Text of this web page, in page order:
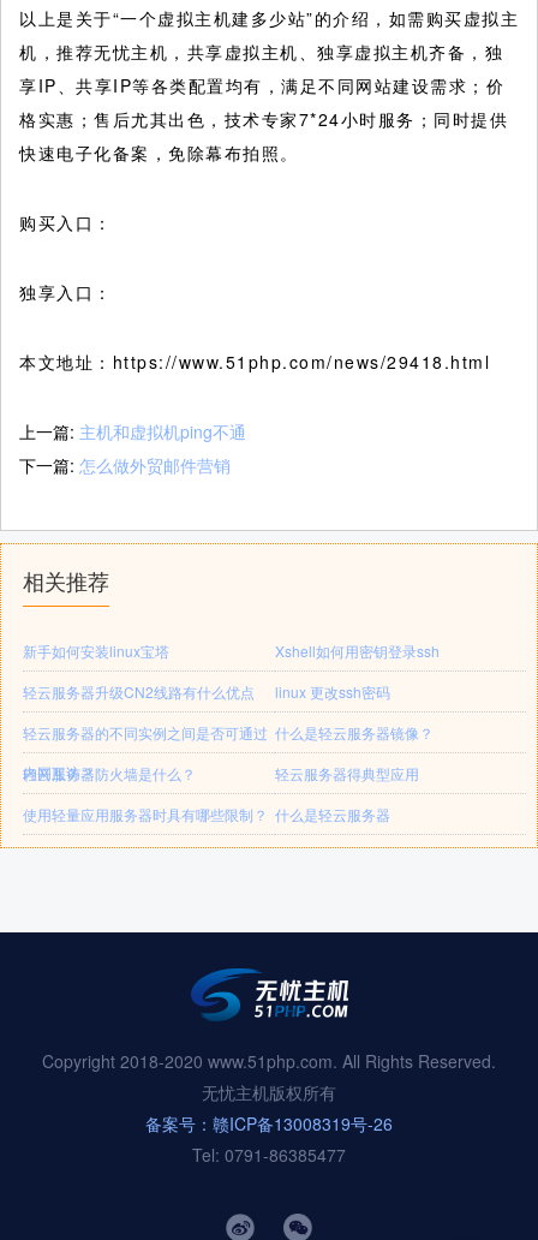
以上是关于“一个虚拟主机建多少站”的介绍，如需购买虚拟主
机，推荐无忧主机，共享虚拟主机、独享虚拟主机齐备，独
享IP、共享IP等各类配置均有，满足不同网站建设需求；价
格实惠；售后尤其出色，技术专家7*24小时服务；同时提供
快速电子化备案，免除幕布拍照。
购买入口：
独享入口：
本文地址：https://www.51php.com/news/29418.html
上一篇: 主机和虚拟机ping不通
下一篇: 怎么做外贸邮件营销
相关推荐
新手如何安装linux宝塔
Xshell如何用密钥登录ssh
轻云服务器升级CN2线路有什么优点
linux 更改ssh密码
轻云服务器的不同实例之间是否可通过
内网互访？
什么是轻云服务器镜像？
轻云服务器防火墙是什么？
轻云服务器得典型应用
使用轻量应用服务器时具有哪些限制？ 什么是轻云服务器
Copyright 2018-2020 www.51php.com. All Rights Reserved.
无忧主机版权所有
备案号：赣ICP备13008319号-26
Tel: 0791-86385477